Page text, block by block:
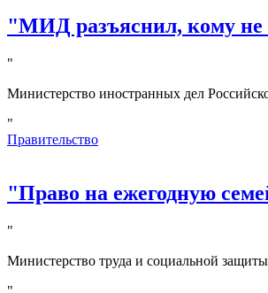
"МИД разъяснил, кому
"
Министерство иностранных дел
"
Правительство
"Право на ежегодную
"
Министерство труда и социальной